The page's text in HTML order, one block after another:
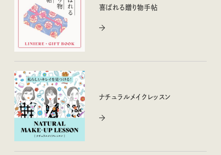
喜ばれる贈り物手帖
ナチュラルメイクレッスン